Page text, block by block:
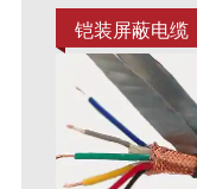
铠装屏蔽电缆